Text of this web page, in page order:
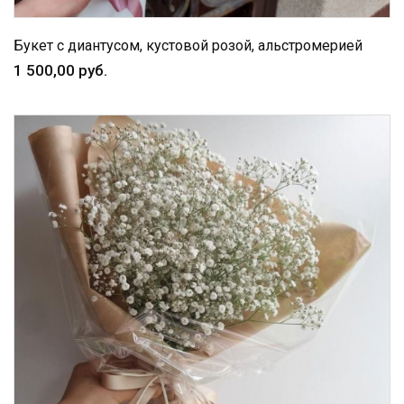
Букет с диантусом, кустовой розой, альстромерией
1 500,00 руб.